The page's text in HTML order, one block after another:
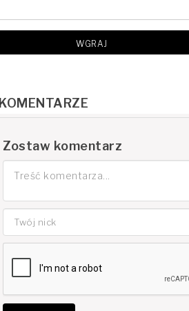
WGRAJ
KOMENTARZE
Zostaw komentarz